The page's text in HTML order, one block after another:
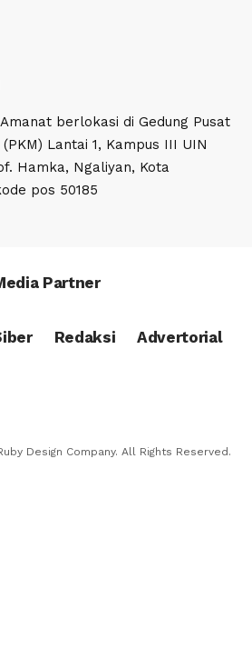
berlokasi di Gedung Pusat
Lantai 1, Kampus III UIN
Hamka, Ngaliyan, Kota
pos 50185
Partner
Redaksi Advertorial
Design Company. All Rights Reserved.